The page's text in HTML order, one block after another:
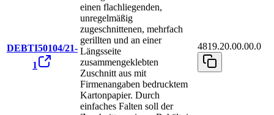
DEBTI50104/21-
1
einen flachliegenden,
unregelmäßig
zugeschnittenen, mehrfach
gerillten und an einer
Längsseite
zusammengeklebten
Zuschnitt aus mit
Firmenangaben bedrucktem
Kartonpapier. Durch
einfaches Falten soll der
4819.20.00.00.0